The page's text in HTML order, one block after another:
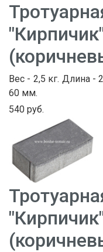
Вес - 2,5 кг. Длина
60 мм.
540 руб.